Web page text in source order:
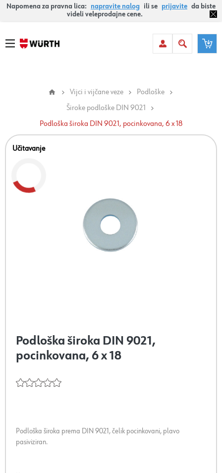
Napomena za pravna lica: napravite nalog ili se prijavite da biste
videli veleprodajne cene.
Vijci i vijčane veze
Podloške
Široke podloške DIN 9021
Podloška široka DIN 9021, pocinkovana, 6 x 18
Učitavanje
Podloška široka DIN 9021,
pocinkovana, 6 x 18
Podloška široka prema DIN 9021, čelik pocinkovani, plavo
pasiviziran.